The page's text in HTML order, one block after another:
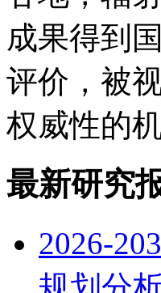
成果得到
评价，被
权威性的
最新研究
2026-